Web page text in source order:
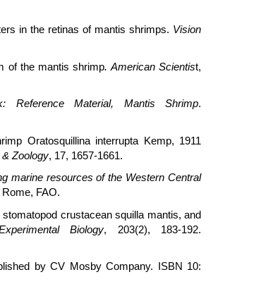
in the retinas of mantis shrimps. Vision
of the mantis shrimp. American Scientist,
Reference Material, Mantis Shrimp.
Oratosquillina interrupta Kemp, 1911
Zoology, 17, 1657-1661.
marine resources of the Western Central
Rome, FAO.
crustacean squilla mantis, and
Biology, 203(2), 183-192.
by CV Mosby Company. ISBN 10: